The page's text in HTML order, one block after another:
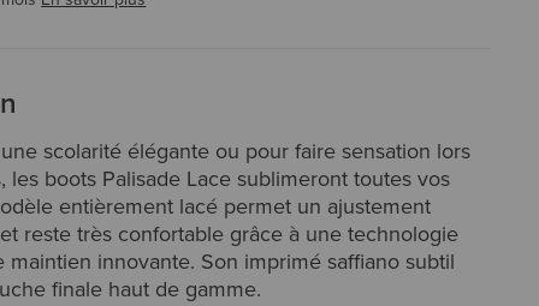
scolarité élégante ou pour faire sensation lors
les boots Palisade Lace sublimeront toutes vos
entièrement lacé permet un ajustement
reste très confortable grâce à une technologie
maintien innovante. Son imprimé saffiano subtil
finale haut de gamme.